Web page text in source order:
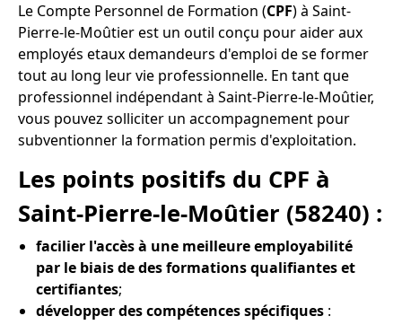
Le Compte Personnel de Formation (CPF) à Saint-
Pierre-le-Moûtier est un outil conçu pour aider aux
employés etaux demandeurs d'emploi de se former
tout au long leur vie professionnelle. En tant que
professionnel indépendant à Saint-Pierre-le-Moûtier,
vous pouvez solliciter un accompagnement pour
subventionner la formation permis d'exploitation.
Les points positifs du CPF à
Saint-Pierre-le-Moûtier (58240) :
facilier l'accès à une meilleure employabilité
par le biais de des formations qualifiantes et
certifiantes;
développer des compétences spécifiques :